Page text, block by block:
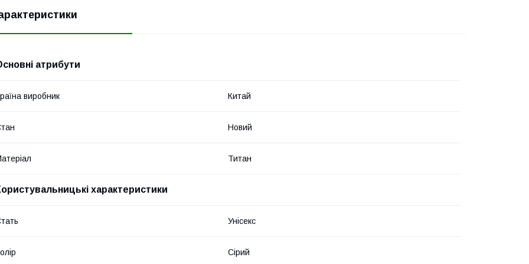
атрибути
виробник Китай
Новий
Титан
характеристики
Унісекс
Сірий